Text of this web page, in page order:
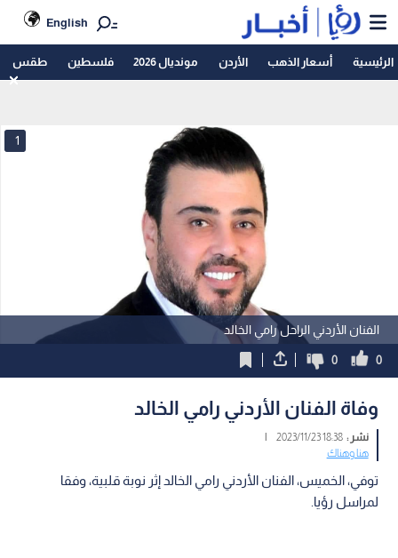
English
الرئيسية أسعار الذهب الأردن مونديال 2026 فلسطين طقس
الفنان الأردني الراحل رامي الخالد
1
0
0
وفاة الفنان الأردني رامي الخالد
نشر :18:38 2023/11/23
|
هنا وهناك
توفي، الخميس، الفنان الأردني رامي الخالد إثر نوبة قلبية، وفقا
لمراسل رؤيا.